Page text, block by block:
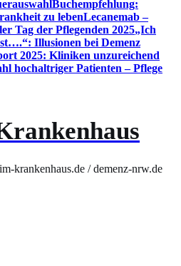
Buchempfehlung:
zu lebenLecanemab –
Tag der Pflegenden 2025„Ich
Illusionen bei Demenz
2025: Kliniken unzureichend
hochaltriger Patienten – Pflege
krankenhaus.de / demenz-nrw.de